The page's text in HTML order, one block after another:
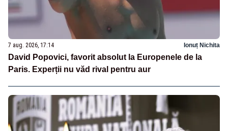
7 aug. 2026, 17:14 Ionuț Nichita
David Popovici, favorit absolut la Europenele de la
Paris. Experții nu văd rival pentru aur